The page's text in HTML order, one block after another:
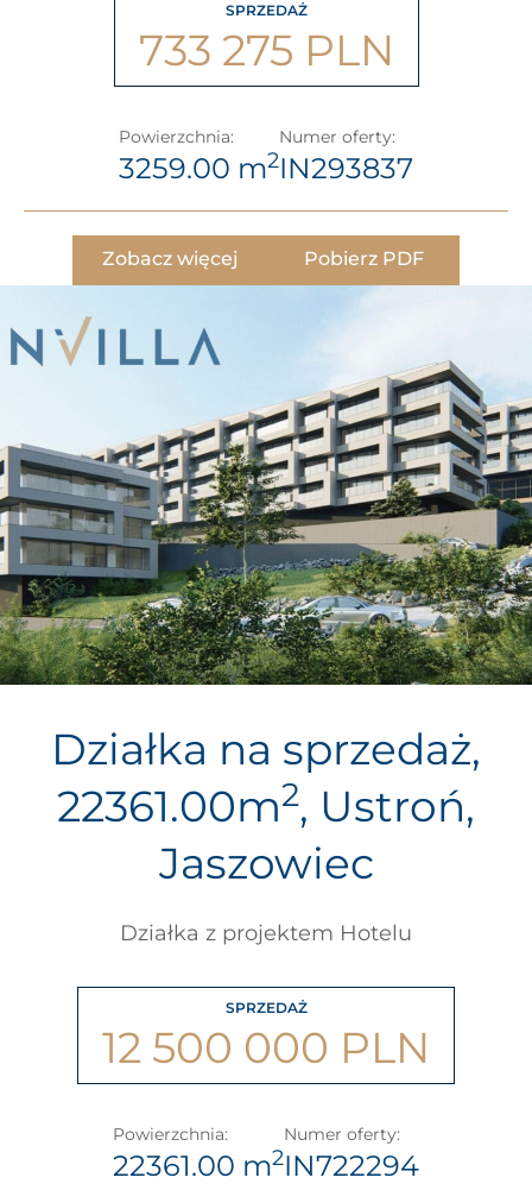
SPRZEDAŻ
733 275 PLN
Powierzchnia:
3259.00 m2
Numer oferty:
IN293837
Zobacz więcej Pobierz PDF
Działka na sprzedaż,
22361.00m2, Ustroń,
Jaszowiec
Działka z projektem Hotelu
SPRZEDAŻ
12 500 000 PLN
Powierzchnia:
22361.00 m2
Numer oferty:
IN722294